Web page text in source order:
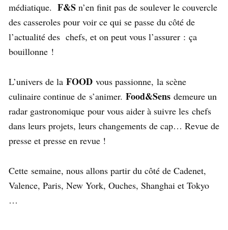
médiatique. F&S n’en finit pas de soulever le couvercle
des casseroles pour voir ce qui se passe du côté de
l’actualité des chefs, et on peut vous l’assurer : ça
bouillonne !
L’univers de la FOOD vous passionne, la scène
culinaire continue de s’animer. Food&Sens demeure un
radar gastronomique pour vous aider à suivre les chefs
dans leurs projets, leurs changements de cap… Revue de
presse et presse en revue !
Cette semaine, nous allons partir du côté de Cadenet,
Valence, Paris, New York, Ouches, Shanghai et Tokyo
…